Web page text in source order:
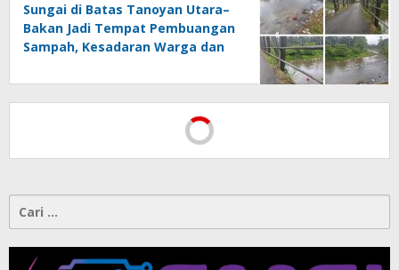
Sungai di Batas Tanoyan Utara–
Bakan Jadi Tempat Pembuangan
Sampah, Kesadaran Warga dan
Dipertanyakan
Cari